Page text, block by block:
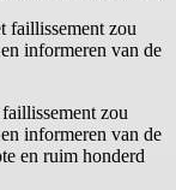
faillissement zou
informeren van de
zou
informeren van de
en ruim honderd